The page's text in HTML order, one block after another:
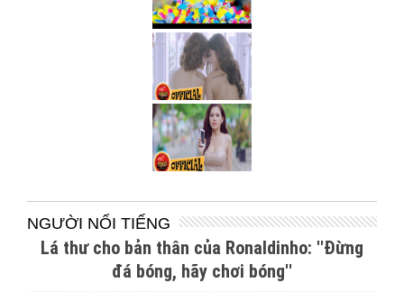
NGƯỜI NỔI TIẾNG
Lá thư cho bản thân của Ronaldinho: ''Đừng
đá bóng, hãy chơi bóng''